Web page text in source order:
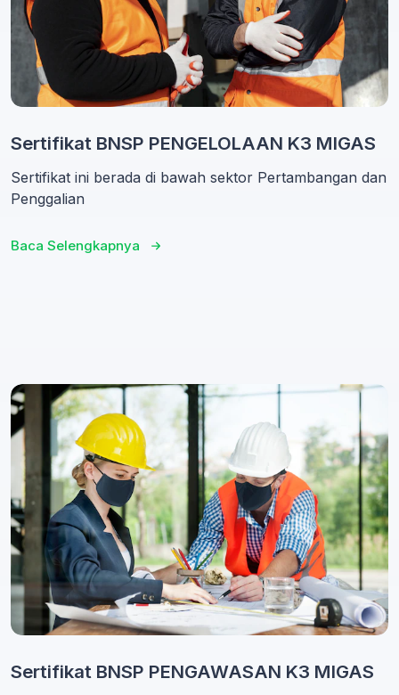
Sertifikat BNSP PENGELOLAAN K3 MIGAS
Sertifikat ini berada di bawah sektor Pertambangan dan
Penggalian
Baca Selengkapnya
Sertifikat BNSP PENGAWASAN K3 MIGAS